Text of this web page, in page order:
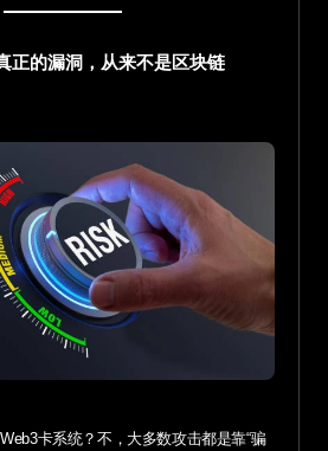
正的漏洞，从来不是区块链
卡系统？不，大多数攻击都是靠“骗